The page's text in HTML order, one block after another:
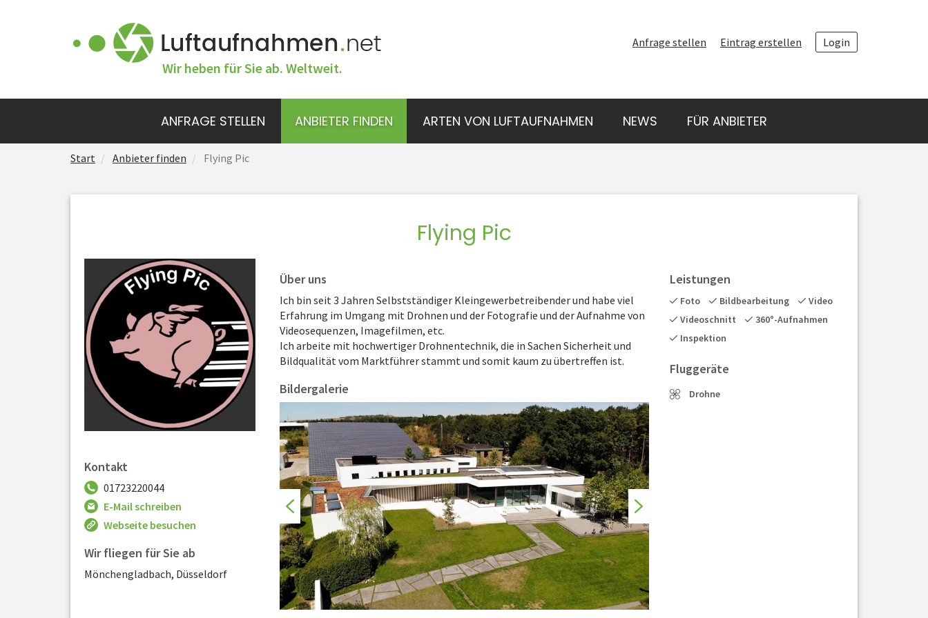
Wir heben für Sie ab. Weltweit.
Anfrage stellen Eintrag erstellen Login
ANFRAGE STELLEN ANBIETER FINDEN ARTEN VON LUFTAUFNAHMEN NEWS FÜR ANBIETER
Start Anbieter finden Flying Pic
Flying Pic
Kontakt
01723220044
E-Mail schreiben
Webseite besuchen
Wir fliegen für Sie ab
Mönchengladbach, Düsseldorf
Über uns
Ich bin seit 3 Jahren Selbstständiger Kleingewerbetreibender und habe viel
Erfahrung im Umgang mit Drohnen und der Fotografie und der Aufnahme von
Videosequenzen, Imagefilmen, etc.
Ich arbeite mit hochwertiger Drohnentechnik, die in Sachen Sicherheit und
Bildqualität vom Marktführer stammt und somit kaum zu übertreffen ist.
Bildergalerie
Leistungen
Foto Bildbearbeitung
Video
Videoschnitt
360°-Aufnahmen
Inspektion
Fluggeräte
Drohne
ANFRAGE STELLEN
FÜR ANBIETER